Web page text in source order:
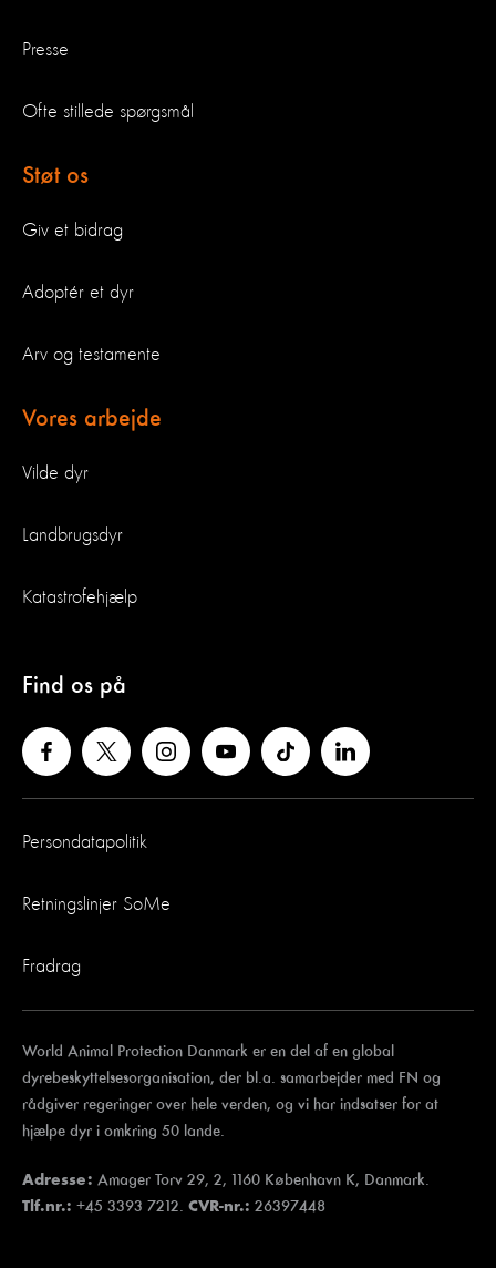
Presse
Ofte stillede spørgsmål
Støt os
Giv et bidrag
Adoptér et dyr
Arv og testamente
Vores arbejde
Vilde dyr
Landbrugsdyr
Katastrofehjælp
Find os på
Persondatapolitik
Retningslinjer SoMe
Fradrag
World Animal Protection Danmark er en del af en global
dyrebeskyttelsesorganisation, der bl.a. samarbejder med FN og
rådgiver regeringer over hele verden, og vi har indsatser for at
hjælpe dyr i omkring 50 lande.
Adresse: Amager Torv 29, 2, 1160 København K, Danmark.
Tlf.nr.: +45 3393 7212. CVR-nr.: 26397448